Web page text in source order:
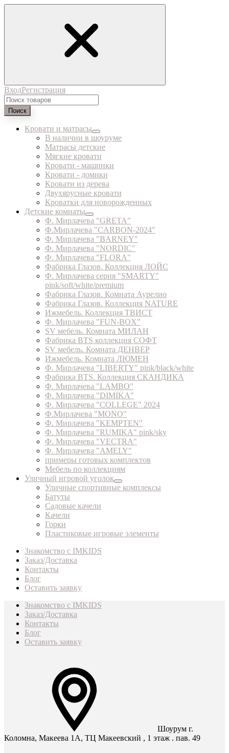
ВходРегистрация
Поиск
Кровати и матрасы
В наличии в шоуруме
Матрасы детские
Мягкие кровати
Кровати - машинки
Кровати - домики
Кровати из дерева
Двухярусные кровати
Кроватки для новорожденных
Детские комнаты
Ф. Мирлачева "GRETA"
Ф.Мирлачева "CARBON-2024"
Ф. Мирлачева "BARNEY"
Ф. Мирлачева "NORDIC"
Ф. Мирлачева "FLORA"
Фабрика Глазов. Коллекция ЛОЙС
Ф. Мирлачева серия "SMARTY"
pink/soft/white/premium
Фабрика Глазов. Комната Аурелио
Фабрика Глазов. Коллекция NATURE
Ижмебель. Коллекция ТВИСТ
Ф. Мирлачева "FUN-BOX"
SV мебель. Комната МИЛАН
Фабрика BTS коллекция СОФТ
SV мебель. Комната ДЕНВЕР
Ижмебель. Комната ЛЮМЕН
Ф. Мирлачева "LIBERTY" pink/black/white
Фабрика BTS. Коллекция СКАНДИКА
Ф. Мирлачева "LAMBO"
Ф. Мирлачева "DIMIKA"
Ф. Мирлачева "COLLEGE" 2024
Ф.Мирлачева "MONO"
Ф. Мирлачева "KEMPTEN"
Ф. Мирлачева "RUMIKA" pink/sky
Ф. Мирлачева "VECTRA"
Ф. Мирлачева "AMELY"
примеры готовых комплектов
Мебель по коллекциям
Уличный игровой уголок
Уличные спортивные комплексы
Батуты
Садовые качели
Качели
Горки
Пластиковые игровые элементы
Знакомство с IMKIDS
Заказ/Доставка
Контакты
Блог
Оставить заявку
Знакомство с IMKIDS
Заказ/Доставка
Контакты
Блог
Оставить заявку
Шоурум г.
Коломна, Макеева 1А, ТЦ Макеевский , 1 этаж . пав. 49